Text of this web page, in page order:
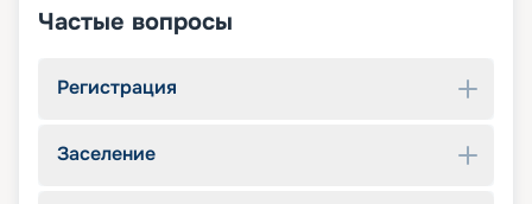
Частые вопросы
Регистрация
Заселение